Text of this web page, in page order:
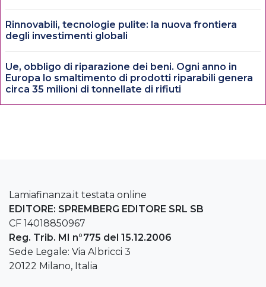
Rinnovabili, tecnologie pulite: la nuova frontiera
degli investimenti globali
Ue, obbligo di riparazione dei beni. Ogni anno in
Europa lo smaltimento di prodotti riparabili genera
circa 35 milioni di tonnellate di rifiuti
Lamiafinanza.it testata online
EDITORE: SPREMBERG EDITORE SRL SB
CF 14018850967
Reg. Trib. MI n°775 del 15.12.2006
Sede Legale: Via Albricci 3
20122 Milano, Italia